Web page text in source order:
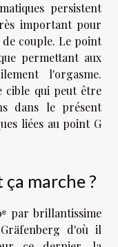
persistent
important pour
couple. Le point
permettant aux
l'orgasme.
cible qui peut être
dans le présent
liées au point G
marche ?
par brillantissime
d'où il